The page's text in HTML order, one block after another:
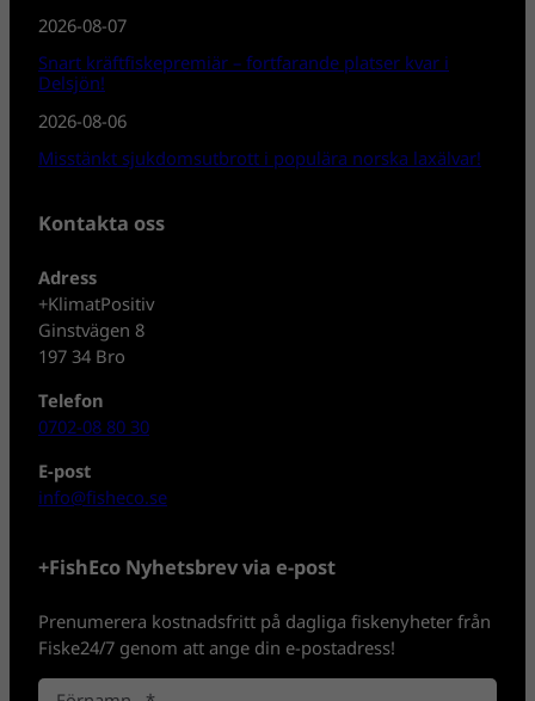
2026-08-07
Snart kräftfiskepremiär – fortfarande platser kvar i
Delsjön!
2026-08-06
Misstänkt sjukdomsutbrott i populära norska laxälvar!
Kontakta oss
Adress
+KlimatPositiv
Ginstvägen 8
197 34 Bro
Telefon
0702-08 80 30
E-post
info@fisheco.se
+FishEco Nyhetsbrev via e-post
Prenumerera kostnadsfritt på dagliga fiskenyheter från
Fiske24/7 genom att ange din e-postadress!
N